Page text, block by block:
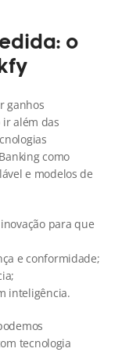
o
ganhos
ir além das
como
e modelos de
para que
e conformidade;
inteligência.
tecnologia